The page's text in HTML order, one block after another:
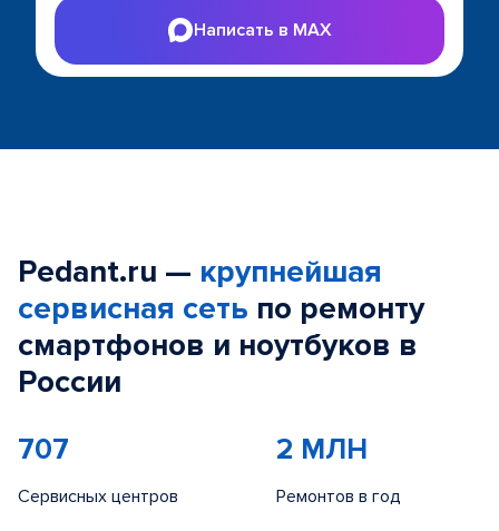
Написать в MAX
Pedant.ru — крупнейшая
сервисная сеть по ремонту
смартфонов и ноутбуков в
России
707
Сервисных центров
2 МЛН
Ремонтов в год